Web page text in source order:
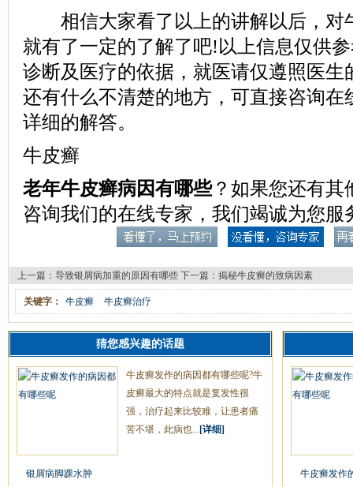
相信大家看了以上的讲解以后，对
就有了一定的了解了吧!以上信息仅供
诊断及医疗的依据，就医请仅遵照医生
还有什么不清楚的地方，可直接咨询在
详细的解答。
牛皮癣
老年牛皮癣病因有哪些？如果您还有其
咨询我们的在线专家，我们竭诚为您服
上一篇： 导致银屑病加重的原因有哪些 下一篇： 揭秘牛皮癣的致病因素
关键字： 牛皮癣 牛皮癣治疗
猜您感兴趣的话题
牛皮癣发作的病因都有哪些呢?牛
皮癣最大的特点就是复发性很
强，治疗起来比较难，让患者痛
苦不堪，此病也... [详细]
银屑病脚踝水肿
牛皮癣发作